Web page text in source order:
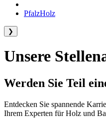
PfalzHolz
❯
Unsere
Werden Sie Teil
Entdecken Sie spannende
Ihrem Experten für Holz und